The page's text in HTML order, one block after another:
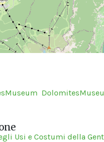
Usi e Costumi della